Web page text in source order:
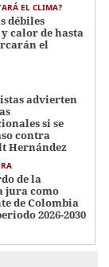
EL CLIMA?
débiles
calor de hasta
el
advierten
si se
contra
Hernández
de la
jura como
de Colombia
2026-2030